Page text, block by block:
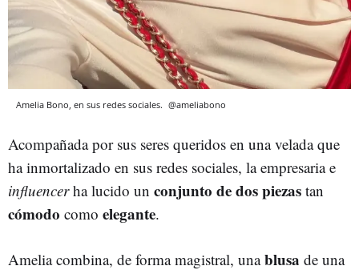
Amelia Bono, en sus redes sociales. @ameliabono
Acompañada por sus seres queridos en una velada que
ha inmortalizado en sus redes sociales, la empresaria e
influencerha lucido un conjunto de dos piezas tan
cómodo como elegante.
Amelia combina, de forma magistral, unablusa de una